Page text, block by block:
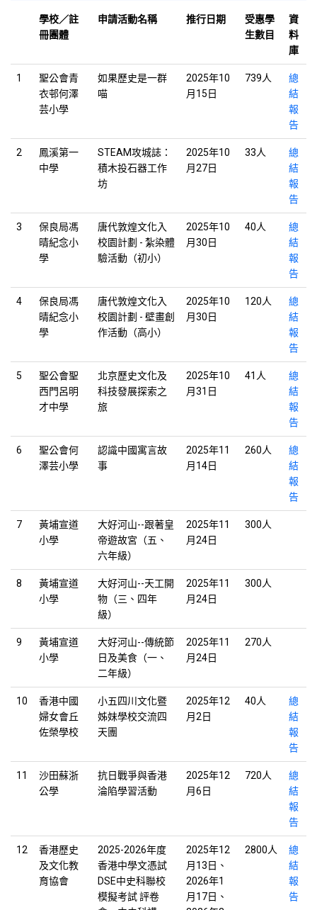
學校／註
冊團體
申請活動名稱 推行日期
受惠學
生數目
資
料
庫
1
聖公會青
衣邨何澤
芸小學
如果歷史是一群
喵
2025年10
月15日
739人
總
結
報
告
2
鳳溪第一
中學
STEAM攻城誌：
積木投石器工作
坊
2025年10
月27日
33人
總
結
報
告
3
保良局馮
晴紀念小
學
唐代敦煌文化入
校園計劃 - 紮染體
驗活動（初小）
2025年10
月30日
40人
總
結
報
告
4
保良局馮
晴紀念小
學
唐代敦煌文化入
校園計劃 - 壁畫創
作活動（高小）
2025年10
月30日
120人
總
結
報
告
5
聖公會聖
西門呂明
才中學
北京歷史文化及
科技發展探索之
旅
2025年10
月31日
41人
總
結
報
告
6
聖公會何
澤芸小學
認識中國寓言故
事
2025年11
月14日
260人
總
結
報
告
7
黃埔宣道
小學
大好河山--跟著皇
帝遊故宮（五、
六年級）
2025年11
月24日
300人
8
黃埔宣道
小學
大好河山--天工開
物（三、四年
級）
2025年11
月24日
300人
9
黃埔宣道
小學
大好河山--傳統節
日及美食（一、
二年級）
2025年11
月24日
270人
10
香港中國
婦女會丘
佐榮學校
小五四川文化暨
姊妹學校交流四
天團
2025年12
月2日
40人
總
結
報
告
11
沙田蘇浙
公學
抗日戰爭與香港
淪陷學習活動
2025年12
月6日
720人
總
結
報
告
12
香港歷史
及文化教
育協會
2025-2026年度
香港中學文憑試
DSE中史科聯校
模擬考試 評卷
2025年12
月13日、
2026年1
月17日、
2800人
總
結
報
告